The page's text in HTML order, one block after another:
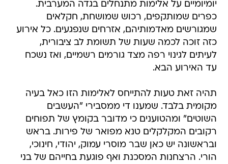
יומיומיים על אלימות מתנחלים בגדה המערבית.
כפרים שמותקפים, רכוש שמושחת, חקלאים
שמגורשים מאדמותיהם, אזרחים שנפגעים. כל אירוע
כזה זוכה לכמה שעות של תשומת לב ציבורית,
לעיתים לגינוי רפה מצד גורמים רשמיים, ואז נשכח
עד האירוע הבא.
תהיה זאת טעות להתייחס לאלימות הזו כאל בעיה
מקומית בלבד. שמענו די ממסבירי "העשבים
השוטים" ומהטוענים כי מדובר בקומץ של תפוחים
רקובים המקלקלים טנא מפואר של פירות. בראש
ובראשונה יש כאן שבר מוסרי עמוק, יהודי, חינוכי,
הורי. הרצחנות המסכנת ואף פוגעת בחייהם של בני